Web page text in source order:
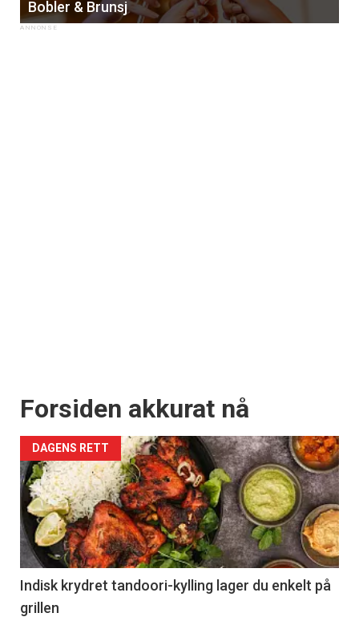
Bobler & Brunsj
Forsiden akkurat nå
DAGENS RETT
Indisk krydret tandoori-kylling lager du enkelt på
grillen